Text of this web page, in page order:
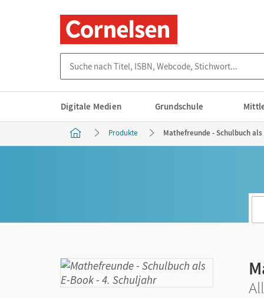
Digitale Medien Grundschule
Produkte Mathefreunde - Schulbuch